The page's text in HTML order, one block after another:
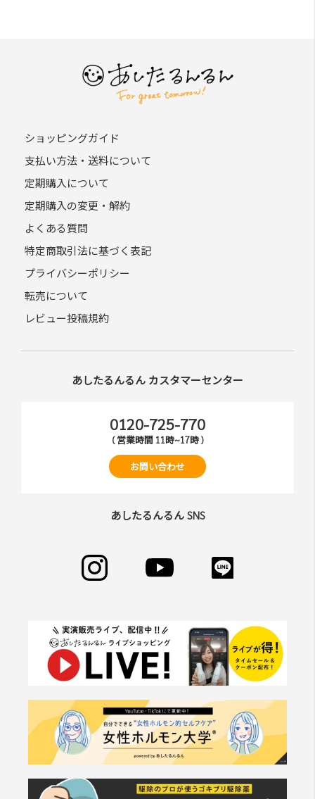
ショッピングガイド
支払い方法・送料について
定期購入について
定期購入の変更・解約
よくある質問
特定商取引法に基づく表記
プライバシーポリシー
転売について
レビュー投稿規約
あしたるんるん カスタマーセンター
0120-725-770
( 営業時間 11時~17時 )
お問い合わせ
あしたるんるん SNS